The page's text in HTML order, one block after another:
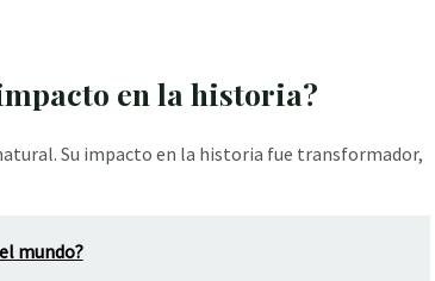
en la historia?
Su impacto en la historia fue transformador,
mundo?